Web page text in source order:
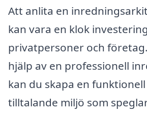
Att anlita en
kan vara en klok
privatpersoner och
hjälp av en professionell
kan du skapa en
tilltalande miljö som